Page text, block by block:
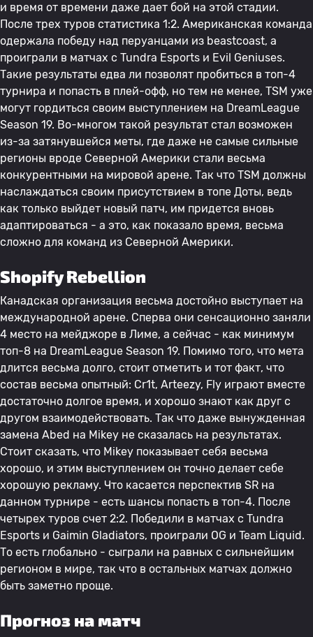
и время от времени даже дает бой на этой стадии.
После трех туров статистика 1:2. Американская команда
одержала победу над перуанцами из beastcoast, а
проиграли в матчах с Tundra Esports и Evil Geniuses.
Такие результаты едва ли позволят пробиться в топ-4
турнира и попасть в плей-офф, но тем не менее, TSM уже
могут гордиться своим выступлением на DreamLeague
Season 19. Во-многом такой результат стал возможен
из-за затянувшейся меты, где даже не самые сильные
регионы вроде Северной Америки стали весьма
конкурентными на мировой арене. Так что TSM должны
наслаждаться своим присутствием в топе Доты, ведь
как только выйдет новый патч, им придется вновь
адаптироваться - а это, как показало время, весьма
сложно для команд из Северной Америки.
Shopify Rebellion
Канадская организация весьма достойно выступает на
международной арене. Сперва они сенсационно заняли
4 место на мейджоре в Лиме, а сейчас - как минимум
топ-8 на DreamLeague Season 19. Помимо того, что мета
длится весьма долго, стоит отметить и тот факт, что
состав весьма опытный: Cr1t, Arteezy, Fly играют вместе
достаточно долгое время, и хорошо знают как друг с
другом взаимодействовать. Так что даже вынужденная
замена Abed на Mikey не сказалась на результатах.
Стоит сказать, что Mikey показывает себя весьма
хорошо, и этим выступлением он точно делает себе
хорошую рекламу. Что касается перспектив SR на
данном турнире - есть шансы попасть в топ-4. После
четырех туров счет 2:2. Победили в матчах с Tundra
Esports и Gaimin Gladiators, проиграли OG и Team Liquid.
То есть глобально - сыграли на равных с сильнейшим
регионом в мире, так что в остальных матчах должно
быть заметно проще.
Прогноз на матч